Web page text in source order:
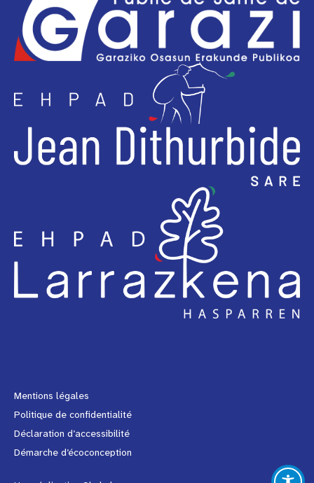
Mentions légales
Politique de confidentialité
Déclaration d’accessibilité
Démarche d’écoconception